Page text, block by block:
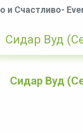
и Счастливо-
Сидар Вуд
Сидар Вуд